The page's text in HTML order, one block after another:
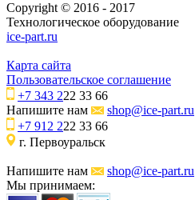
Copyright © 2016 - 2017
Технологическое оборудование
ice-part.ru
Карта сайта
Пользовательское соглашение
+7 343 222 33 66
Напишите нам
shop@ice-part.ru
+7 912 222 33 66
г. Первоуральск
Напишите нам
shop@ice-part.ru
Мы принимаем: